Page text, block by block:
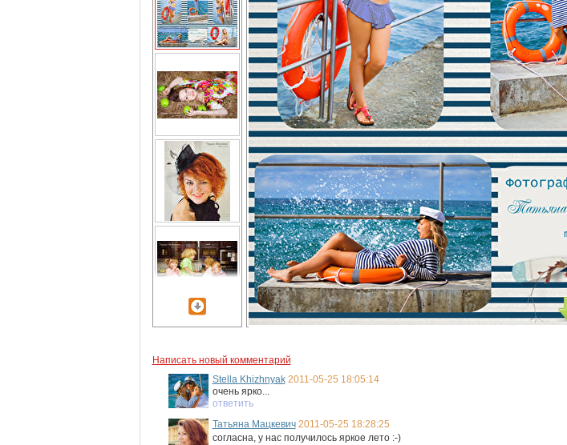
Написать новый комментарий
Stella Khizhnyak 2011-05-25 18:05:14
очень ярко...
ответить
Татьяна Мацкевич 2011-05-25 18:28:25
согласна, у нас получилось яркое лето :-)